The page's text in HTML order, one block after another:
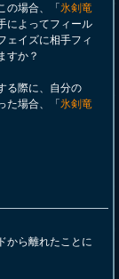
の場合、「 氷剣竜
によってフィール
ェイズに相手フィ
すか？
る際に、自分の
た場合、「 氷剣竜
から離れたことに